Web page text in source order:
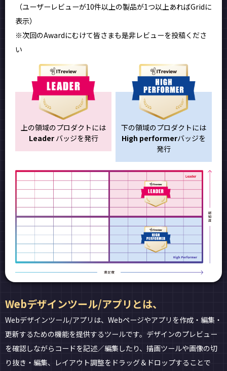
（ユーザーレビューが10件以上の製品が1つ以上あればGridに
表示）
※次回のAwardにむけて皆さまも是非レビューを投稿くださ
い
上の領域のプロダクトには
Leaderバッジを発行
下の領域のプロダクトには
High performerバッジを
発行
Webデザインツール/アプリとは、
Webデザインツール/アプリは、Webページやアプリを作成・編集・
更新するための機能を提供するツールです。デザインのプレビュー
を確認しながらコードを記述／編集したり、描画ツールや画像の切
り抜き・編集、レイアウト調整をドラッグ＆ドロップすることで